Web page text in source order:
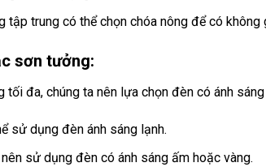
tập trung có thể chọn chóa nông để có không
sơn tưởng:
tối đa, chúng ta nên lựa chọn đèn có ánh
sử dụng đèn ánh sáng lạnh.
sử dụng đèn có ánh sáng ấm hoặc vàng.